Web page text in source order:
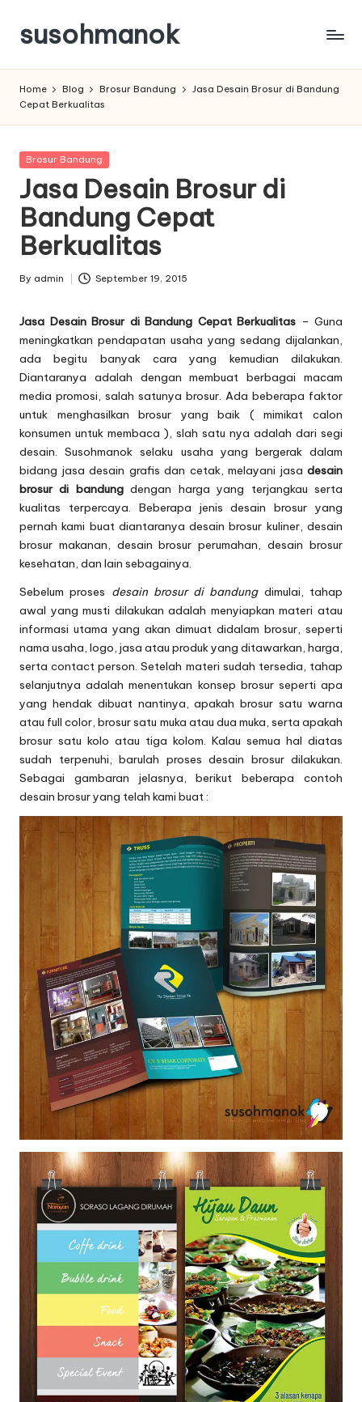
Skip
content
susohmanok
Home Blog Brosur Bandung
Jasa Desain Brosur di Bandung
Cepat Berkualitas
Posted
Brosur Bandung
Jasa Desain Brosur di
Bandung Cepat
Berkualitas
Posted
By admin September 19, 2015
Jasa Desain Brosur di Bandung Cepat Berkualitas – Guna
meningkatkan pendapatan usaha yang sedang dijalankan,
ada begitu banyak cara yang kemudian dilakukan.
Diantaranya adalah dengan membuat berbagai macam
media promosi, salah satunya brosur. Ada beberapa faktor
untuk menghasilkan brosur yang baik ( mimikat calon
konsumen untuk membaca ), slah satu nya adalah dari segi
desain.Susohmanok selaku usaha yang bergerak dalam
bidang jasa desain grafis dan cetak, melayani jasa desain
brosur di bandungdengan harga yang terjangkau serta
kualitas terpercaya. Beberapa jenis desain brosur yang
pernah kami buat diantaranya desain brosur kuliner, desain
brosur makanan, desain brosur perumahan, desain brosur
kesehatan, dan lain sebagainya.
Sebelum proses desain brosur di bandungdimulai, tahap
awal yang musti dilakukan adalah menyiapkan materi atau
informasi utama yang akan dimuat didalam brosur, seperti
nama usaha, logo, jasa atau produk yang ditawarkan, harga,
serta contact person. Setelah materi sudah tersedia, tahap
selanjutnya adalah menentukan konsep brosur seperti apa
yang hendak dibuat nantinya, apakah brosur satu warna
atau full color, brosur satu muka atau dua muka, serta apakah
brosur satu kolo atau tiga kolom. Kalau semua hal diatas
sudah terpenuhi, barulah proses desain brosur dilakukan.
Sebagai gambaran jelasnya, berikut beberapa contoh
desain brosur yang telah kami buat :